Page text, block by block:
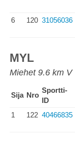
6 120 31056036
MYL
Miehet 9.6 km V
Sija Nro
Sportti-
ID
1 122 40466835